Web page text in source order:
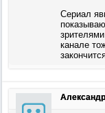
Сериал
канале